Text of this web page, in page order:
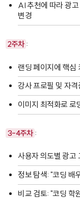
AI 추천에 따라 광고
변경
2주차 :
랜딩 페이지에 핵심
강사 프로필 및 자격
이미지 최적화로 로
3-4주차 :
사용자 의도별 광고
정보 탐색: "코딩 배
비교 검토: "코딩 학